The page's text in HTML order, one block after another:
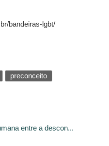
bandeiras-lgbt/
preconceito
entre a descon...